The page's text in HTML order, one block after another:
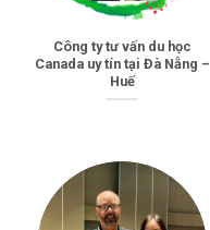
Công ty tư vấn du học
Canada uy tín tại Đà Nẵng –
Huế